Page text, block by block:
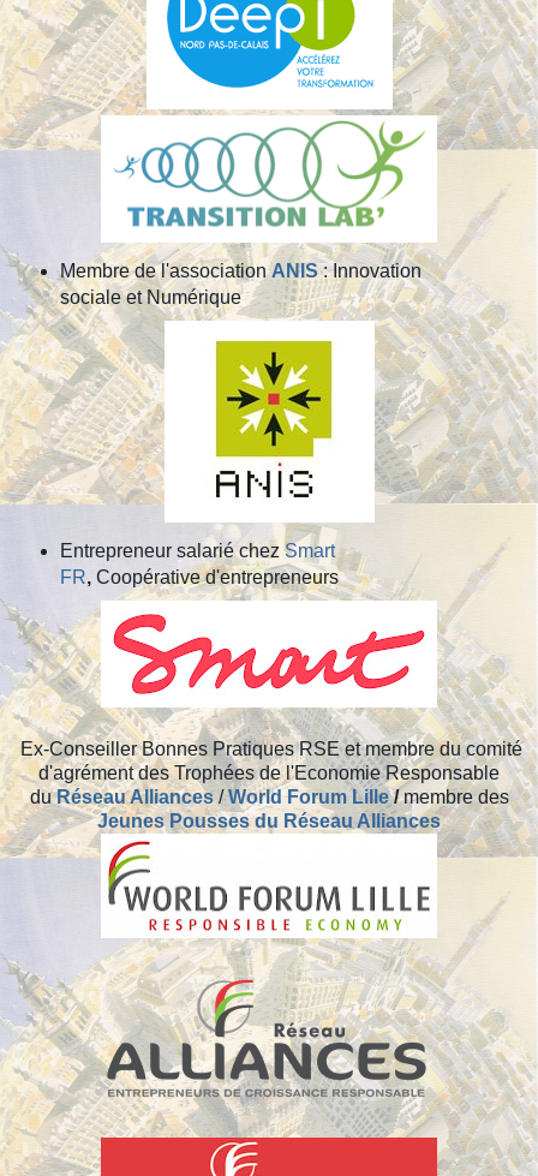
Membre de l'associationANIS: Innovation
sociale et Numérique
Entrepreneur salarié chezSmart
FR, Coopérative d'entrepreneurs
Ex-Conseiller Bonnes Pratiques RSE et membre du comité
d'agrément des Trophées de l'Economie Responsable
du Réseau Alliances/World Forum Lille/membre des
Jeunes Pousses du Réseau Alliances